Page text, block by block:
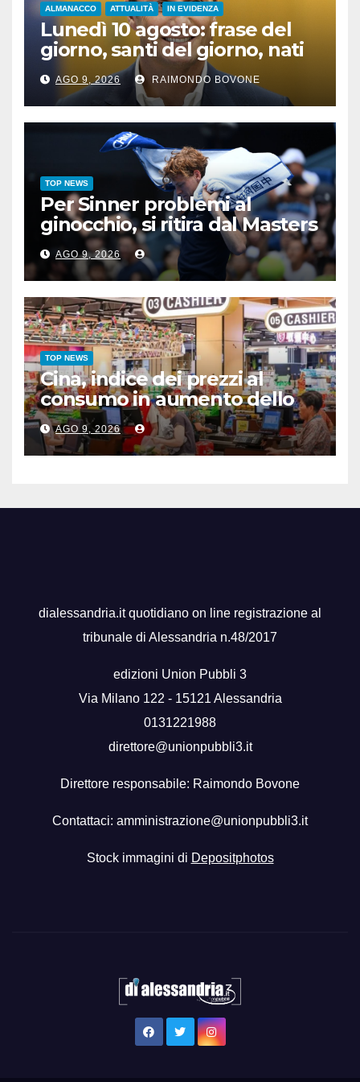
ALMANACCO ATTUALITÀ IN EVIDENZA
Lunedì 10 agosto: frase del
giorno, santi del giorno, nati
famosi, accadde oggi
AGO 9, 2026 RAIMONDO BOVONE
TOP NEWS
Per Sinner problemi al
ginocchio, si ritira dal Masters
1000 di Cincinnati
AGO 9, 2026
TOP NEWS
Cina, indice dei prezzi al
consumo in aumento dello
0,5% a luglio
AGO 9, 2026
dialessandria.it quotidiano on line registrazione al
tribunale di Alessandria n.48/2017
edizioni Union Pubbli 3
Via Milano 122 - 15121 Alessandria
0131221988
direttore@unionpubbli3.it
Direttore responsabile: Raimondo Bovone
Contattaci: amministrazione@unionpubbli3.it
Stock immagini di Depositphotos